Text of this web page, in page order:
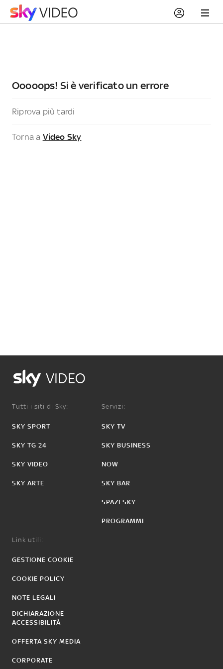
Ooooops! Si è verificato un errore
Riprova più tardi
Torna a Video Sky
VIDEO
Tutti i siti di Sky:
SKY SPORT
SKY TG 24
SKY VIDEO
SKY ARTE
Servizi:
SKY TV
SKY BUSINESS
NOW
SKY BAR
SPAZI SKY
PROGRAMMI
Link utili:
GESTIONE COOKIE
COOKIE POLICY
NOTE LEGALI
DICHIARAZIONE
ACCESSIBILITÀ
OFFERTA SKY MEDIA
CORPORATE